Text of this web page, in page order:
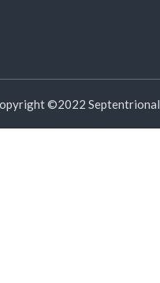
©2022 Septentrional